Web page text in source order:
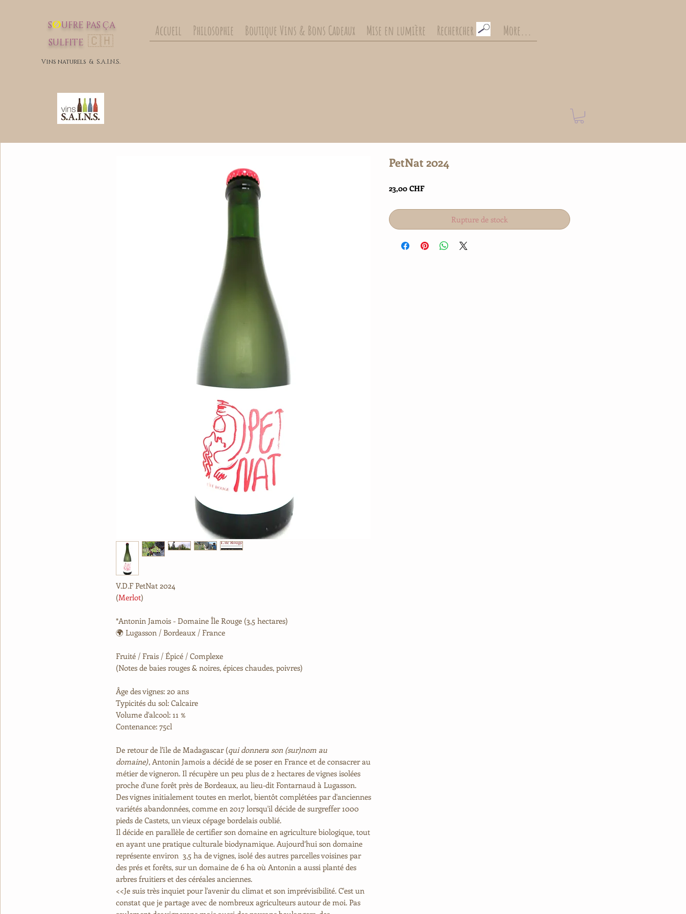
SØUFRE PAS ÇA
SULFITE 🇨🇭
Vins naturels & S.A.I.N.S.
Accueil Philosophie Boutique Vins & Bons Cadeaux Mise en lumière Rechercher . . . More...
V.D.FPetNat 2024
(Merlot)
*Antonin Jamois - Domaine Île Rouge (3,5 hectares)
🌍 Lugasson / Bordeaux / France
Fruité / Frais / Épicé / Complexe
(Notes de baies rouges & noires, épices chaudes, poivres)
Âge des vignes: 20 ans
Typicités du sol: Calcaire
Volume d'alcool:11 %
Contenance: 75cl
De retour de l'ïle de Madagascar (qui donnera son (sur)nom au
domaine), Antonin Jamois a décidé de se poser en France et de consacrer au
métier de vigneron. Il récupère un peu plus de 2 hectares de vignes isolées
proche d'une forêt près de Bordeaux, au lieu-dit Fontarnaud à Lugasson.
Des vignes initialement toutes en merlot, bientôt complétées par d'anciennes
variétés abandonnées, comme en 2017 lorsqu'il décide de surgreffer 1000
pieds de Castets, un vieux cépage bordelais oublié.
Il décide en parallèle de certifier son domaine en agriculture biologique, tout
en ayant une pratique culturale biodynamique. Aujourd’hui son domaine
représente environ 3,5 ha de vignes, isolé des autres parcelles voisines par
des prés et forêts, sur un domaine de 6 ha où Antonin a aussi planté des
arbres fruitiers et des céréales anciennes.
<<Je suis très inquiet pour l'avenir du climat et son imprévisibilité. C'est un
constat que je partage avec de nombreux agriculteurs autour de moi. Pas
PetNat 2024
23,00 CHFPrix
Rupture de stock